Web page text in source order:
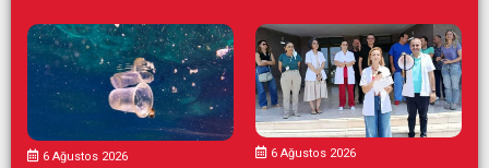
6 Ağustos 2026 6 Ağustos 2026